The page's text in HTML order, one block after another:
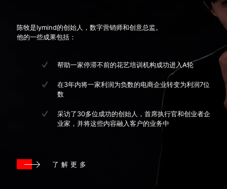
陈牧是lymind的创始人，数字营销师和创意总监。
他的一些成果包括：
帮助一家停滞不前的花艺培训机构成功进入A轮
在3年内将一家利润为负数的电商企业转变为利润7位
数
采访了30多位成功的创始人，首席执行官和创业者企
业家，并将这些内容融入客户的业务中
了解更多